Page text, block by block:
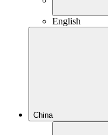
English
China